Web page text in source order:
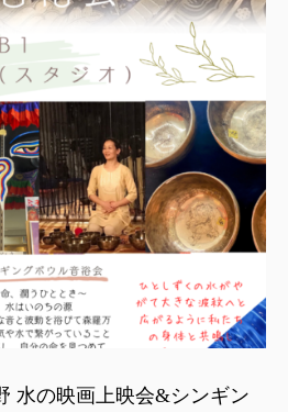
水の映画上映会&シンギン